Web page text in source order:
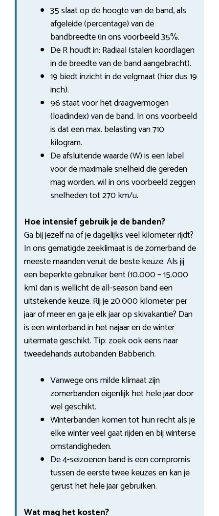
35 slaat op de hoogte van de band, als
afgeleide (percentage) van de
bandbreedte (in ons voorbeeld 35%.
De R houdt in: Radiaal (stalen koordlagen
in de breedte van de band aangebracht).
19 biedt inzicht in de velgmaat (hier dus 19
inch).
96 staat voor het draagvermogen
(loadindex) van de band. In ons voorbeeld
is dat een max. belasting van 710
kilogram.
De afsluitende waarde (W) is een label
voor de maximale snelheid die gereden
mag worden. wil in ons voorbeeld zeggen
snelheden tot 270 km/u.
Hoe intensief gebruik je de banden?
Ga bij jezelf na of je dagelijks veel kilometer rijdt?
In ons gematigde zeeklimaat is de zomerband de
meeste maanden veruit de beste keuze. Als jij
een beperkte gebruiker bent (10.000 – 15.000
km) dan is wellicht de all-season band een
uitstekende keuze. Rij je 20.000 kilometer per
jaar of meer en ga je elk jaar op skivakantie? Dan
is een winterband in het najaar en de winter
uitermate geschikt. Tip: zoek ook eens naar
tweedehands autobanden Babberich.
Vanwege ons milde klimaat zijn
zomerbanden eigenlijk het hele jaar door
wel geschikt.
Winterbanden komen tot hun recht als je
elke winter veel gaat rijden en bij winterse
omstandigheden.
De 4-seizoenen band is een compromis
tussen de eerste twee keuzes en kan je
gerust het hele jaar gebruiken.
Wat mag het kosten?